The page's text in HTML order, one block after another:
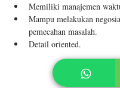
Memiliki manajemen
Mampu melakukan
pemecahan masalah.
Detail oriented.